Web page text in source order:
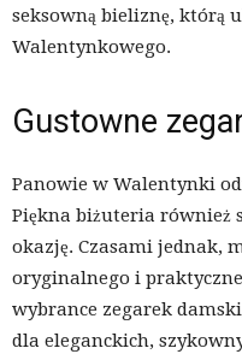
seksowną bieliznę, którą
Walentynkowego.
Gustowne
Panowie w Walentynki
Piękna biżuteria również
okazję. Czasami jednak,
oryginalnego i
wybrance zegarek
dla eleganckich,